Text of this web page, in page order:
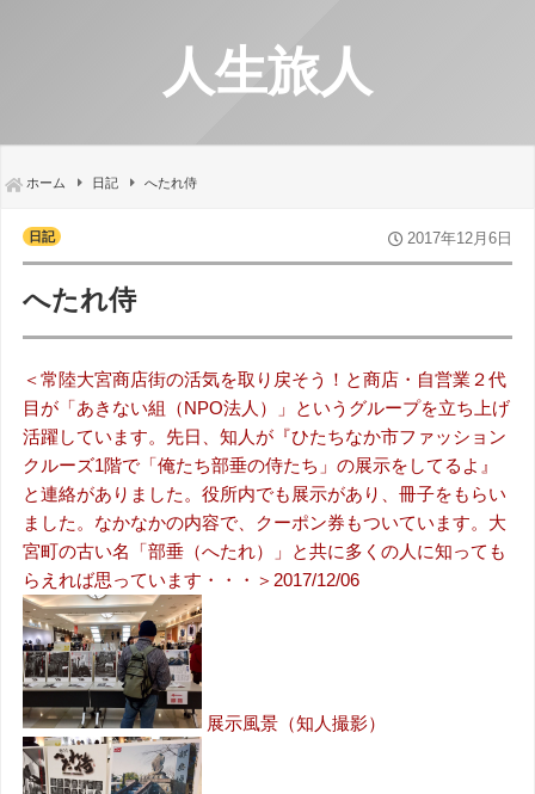
人生旅人
ホーム 日記 へたれ侍
日記 2017年12月6日
へたれ侍
＜常陸大宮商店街の活気を取り戻そう！と商店・自営業２代
目が「あきない組（NPO法人）」というグループを立ち上げ
活躍しています。先日、知人が『ひたちなか市ファッション
クルーズ1階で「俺たち部垂の侍たち」の展示をしてるよ』
と連絡がありました。役所内でも展示があり、冊子をもらい
ました。なかなかの内容で、クーポン券もついています。大
宮町の古い名「部垂（へたれ）」と共に多くの人に知っても
らえれば思っています・・・＞2017/12/06
展示風景（知人撮影）